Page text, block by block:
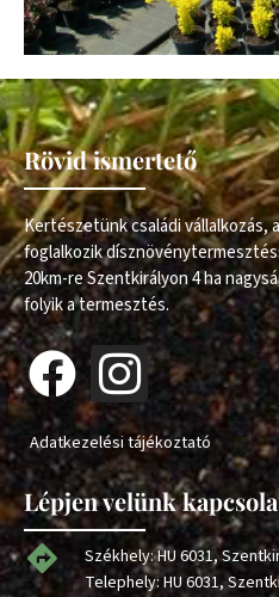
Rövid ismertető
Kertészetünk családi vállalkozás,
foglalkozik
20km-re Szentkirályon 4 ha
folyik a termesztés.
Adatkezelési tájékoztató
Lépjen velünk
Székhely: HU 6031,
Telephely: HU 6031,